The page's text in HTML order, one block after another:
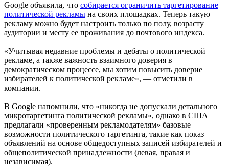
Google объявила, что собирается ограничить таргетирование
политической рекламы на своих площадках. Теперь такую
рекламу можно будет настроить только по полу, возрасту
аудитории и месту ее проживания до почтового индекса.
«Учитывая недавние проблемы и дебаты о политической
рекламе, а также важность взаимного доверия в
демократическом процессе, мы хотим повысить доверие
избирателей к политической рекламе», — отметили в
компании.
В Google напомнили, что «никогда не допускали детального
микротаргетинга политической рекламы», однако в США
предлагали «проверенным рекламодателям» базовые
возможности политического таргетинга, такие как показ
объявлений на основе общедоступных записей избирателей и
общеполитической принадлежности (левая, правая и
независимая).